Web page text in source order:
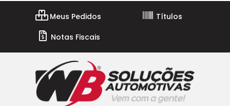
Meus Pedidos
Títulos
Notas Fiscais